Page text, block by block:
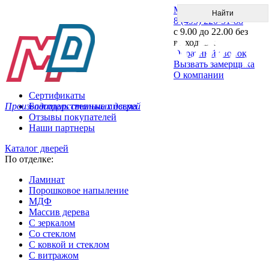
Производитель стальных дверей
Меню
8 (495) 220-51-88
с 9.00 до 22.00 без
выходных
Обратный звонок
Вызвать замерщика
О компании
Сертификаты
Благодарственные письма
Отзывы покупателей
Наши партнеры
Каталог дверей
По отделке:
Ламинат
Порошковое напыление
МДФ
Массив дерева
С зеркалом
Со стеклом
С ковкой и стеклом
С витражом